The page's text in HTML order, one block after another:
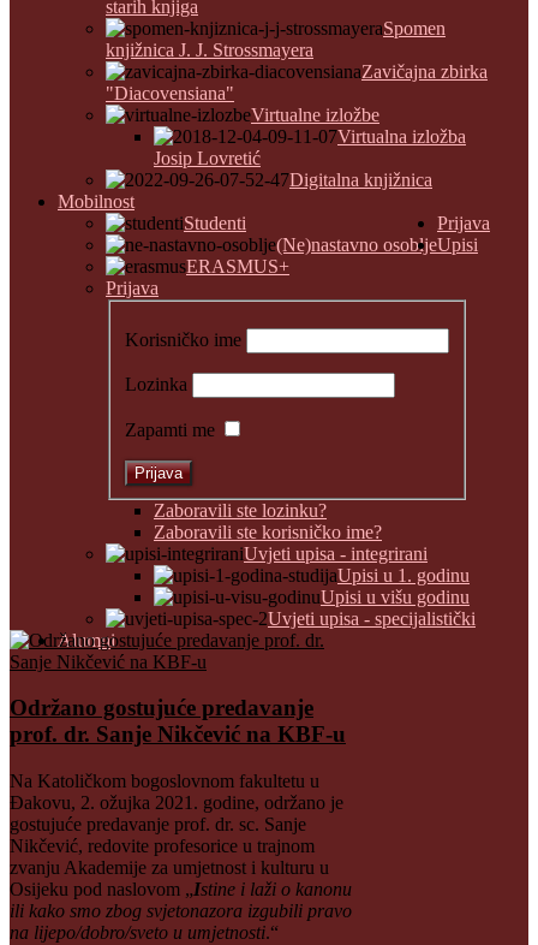
starih knjiga
Spomen
knjižnica J. J. Strossmayera
Zavičajna zbirka
"Diacovensiana"
Virtualne izložbe
Virtualna izložba
Josip Lovretić
Digitalna knjižnica
Mobilnost
Studenti
(Ne)nastavno osoblje
ERASMUS+
Prijava
Prijava
Korisničko ime
Lozinka
Zapamti me
Zaboravili ste lozinku?
Zaboravili ste korisničko ime?
Upisi
Uvjeti upisa - integrirani
Upisi u 1. godinu
Upisi u višu godinu
Uvjeti upisa - specijalistički
Alumni
Održano gostujuće predavanje
prof. dr. Sanje Nikčević na KBF-u
Na Katoličkom bogoslovnom fakultetu u
Đakovu, 2. ožujka 2021. godine, održano je
gostujuće predavanje prof. dr. sc. Sanje
Nikčević, redovite profesorice u trajnom
zvanju Akademije za umjetnost i kulturu u
Osijeku pod naslovom „Istine i laži o kanonu
ili kako smo zbog svjetonazora izgubili pravo
na lijepo/dobro/sveto u umjetnosti.“